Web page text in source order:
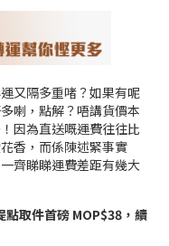
又隔多重啫？如果有呢
喇，點解？唔講貨價本
因為直送嘅運費往往比
香，而係陳述緊事實
齊睇睇運費差距有幾大
取件首磅 MOP$38，續